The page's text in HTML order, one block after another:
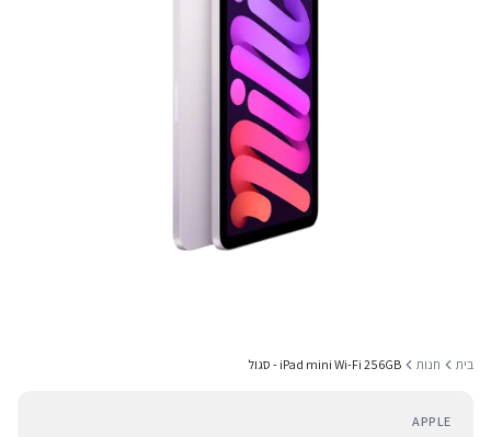
בית חנות iPad mini Wi-Fi 256GB - סגול
APPLE